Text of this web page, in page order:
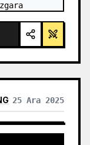
25 Ara 2025